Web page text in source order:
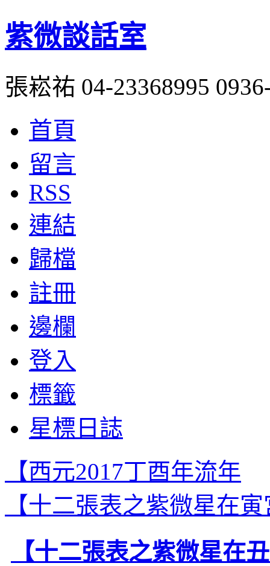
紫微談話室
張崧祐 04-23368995
首頁
留言
RSS
連結
歸檔
註冊
邊欄
登入
標籤
星標日誌
【西元2017丁酉年流年
【十二張表之紫微星在寅
【十二張表之紫微星在